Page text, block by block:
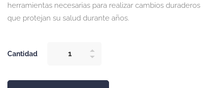
herramientas necesarias para realizar cambios duraderos
que protejan su salud durante años.
Cantidad